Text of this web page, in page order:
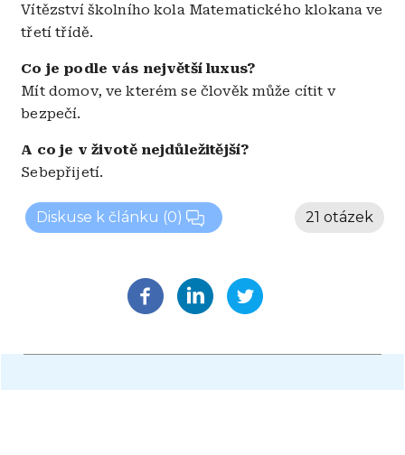
Vítězství školního kola Matematického klokana ve
třetí třídě.
Co je podle vás největší luxus?
Mít domov, ve kterém se člověk může cítit v
bezpečí.
A co je v životě nejdůležitější?
Sebepřijetí.
Diskuse k článku (0) 21 otázek